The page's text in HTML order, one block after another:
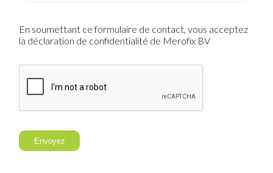
En soumettant ce formulaire de contact, vous acceptez
la déclaration de confidentialité de Merofix BV
Envoyez